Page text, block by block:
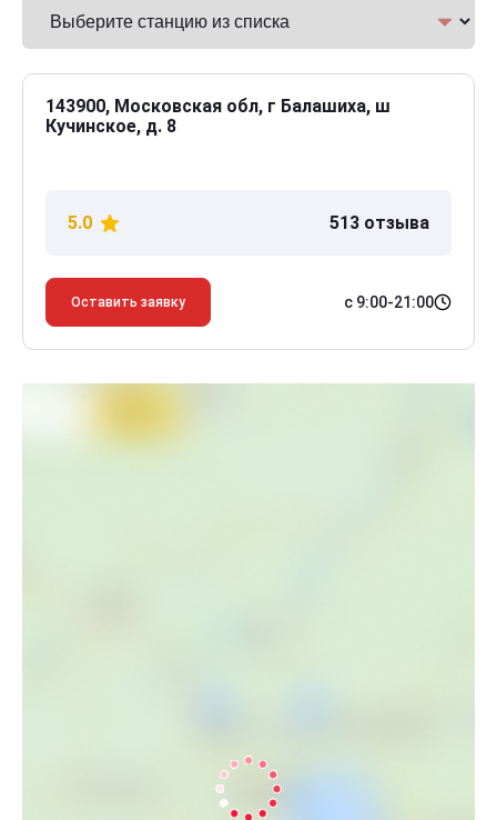
143900, Московская обл, г Балашиха, ш
Кучинское, д. 8
5.0 513 отзыва
Оставить заявку с 9:00-21:00